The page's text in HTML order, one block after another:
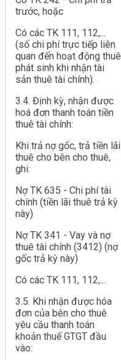
trước, hoặc
Có các TK 111, 112,...
(số chi phí trực tiếp liên
quan đến hoạt động thuê
phát sinh khi nhận tài
sản thuê tài chính).
3.4. Định kỳ, nhận được
hoá đơn thanh toán tiền
thuê tài chính:
Khi trả nợ gốc, trả tiền lãi
thuê cho bên cho thuê,
ghi:
Nợ TK 635 - Chi phí tài
chính (tiền lãi thuê trả kỳ
này)
Nợ TK 341 - Vay và nợ
thuê tài chính (3412) (nợ
gốc trả kỳ này)
Có các TK 111, 112,...
3.5. Khi nhận được hóa
đơn của bên cho thuê
yêu cầu thanh toán
khoản thuế GTGT đầu
vào: